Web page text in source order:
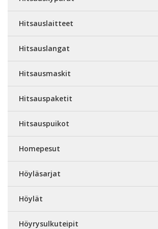
Hitsauslaitteet
Hitsauslangat
Hitsausmaskit
Hitsauspaketit
Hitsauspuikot
Homepesut
Höyläsarjat
Höylät
Höyrysulkuteipit